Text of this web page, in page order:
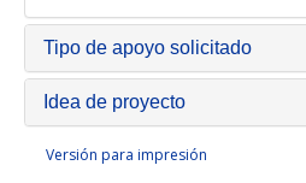
Tipo de apoyo solicitado
Idea de proyecto
Versión para impresión